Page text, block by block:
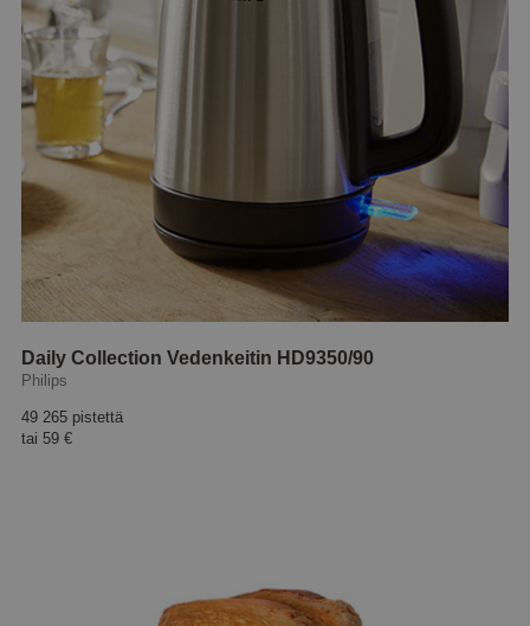
Daily Collection Vedenkeitin HD9350/90
Philips
49 265 pistettä
tai 59 €